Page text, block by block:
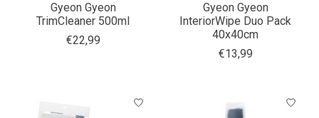
Gyeon Gyeon
TrimCleaner 500ml
€22,99
Gyeon Gyeon
InteriorWipe Duo Pack
40x40cm
€13,99